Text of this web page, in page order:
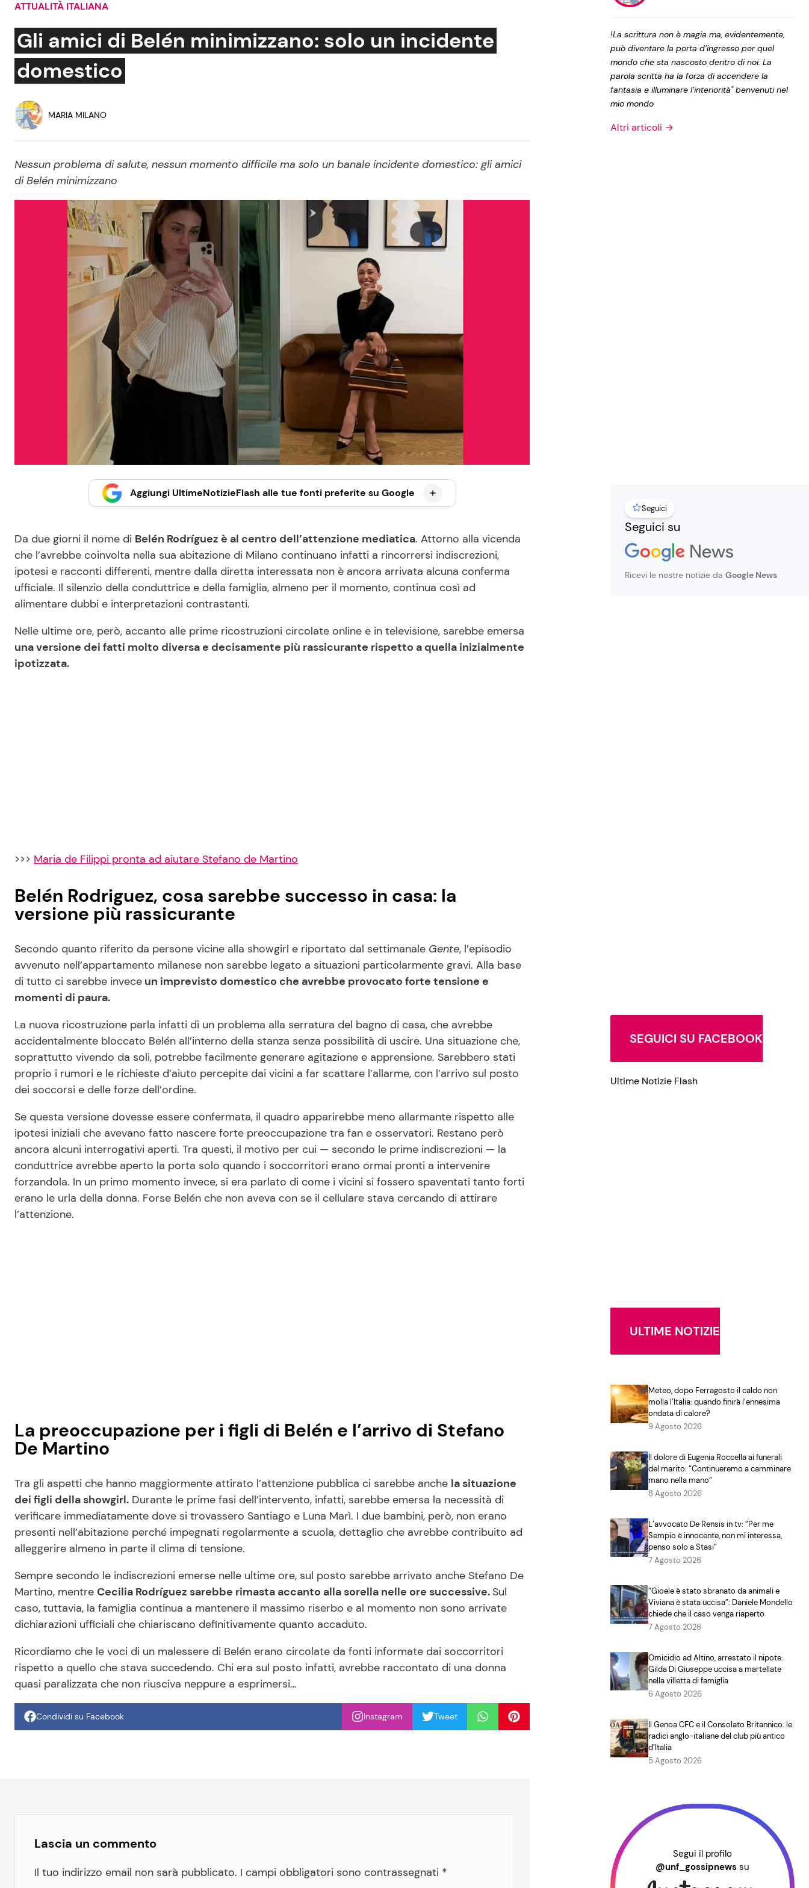
Social News
News dal mondo
Salute
Viaggi e Turismo
Festività
Ricette Facili e Veloci
Ricette Feste
Ricette per Bambini
Privacy Policy
ATTUALITÀ ITALIANA
Gli amici di Belén minimizzano: solo un incidente
domestico
MARIA MILANO
Nessun problema di salute, nessun momento difficile ma solo un banale incidente domestico: gli amici
di Belén minimizzano
Aggiungi UltimeNotizieFlash alle tue fonti preferite su Google
Da due giorni il nome di Belén Rodríguez è al centro dell’attenzione mediatica. Attorno alla vicenda
che l’avrebbe coinvolta nella sua abitazione di Milano continuano infatti a rincorrersi indiscrezioni,
ipotesi e racconti differenti, mentre dalla diretta interessata non è ancora arrivata alcuna conferma
ufficiale. Il silenzio della conduttrice e della famiglia, almeno per il momento, continua così ad
alimentare dubbi e interpretazioni contrastanti.
Nelle ultime ore, però, accanto alle prime ricostruzioni circolate online e in televisione, sarebbe emersa
una versione dei fatti molto diversa e decisamente più rassicurante rispetto a quella inizialmente
ipotizzata.
>>> Maria de Filippi pronta ad aiutare Stefano de Martino
Belén Rodriguez, cosa sarebbe successo in casa: la
versione più rassicurante
Secondo quanto riferito da persone vicine alla showgirl e riportato dal settimanale Gente, l’episodio
avvenuto nell’appartamento milanese non sarebbe legato a situazioni particolarmente gravi. Alla base
di tutto ci sarebbe invece un imprevisto domestico che avrebbe provocato forte tensione e
momenti di paura.
La nuova ricostruzione parla infatti di un problema alla serratura del bagno di casa, che avrebbe
accidentalmente bloccato Belén all’interno della stanza senza possibilità di uscire. Una situazione che,
soprattutto vivendo da soli, potrebbe facilmente generare agitazione e apprensione. Sarebbero stati
proprio i rumori e le richieste d’aiuto percepite dai vicini a far scattare l’allarme, con l’arrivo sul posto
dei soccorsi e delle forze dell’ordine.
Se questa versione dovesse essere confermata, il quadro apparirebbe meno allarmante rispetto alle
ipotesi iniziali che avevano fatto nascere forte preoccupazione tra fan e osservatori. Restano però
ancora alcuni interrogativi aperti. Tra questi, il motivo per cui — secondo le prime indiscrezioni — la
conduttrice avrebbe aperto la porta solo quando i soccorritori erano ormai pronti a intervenire
forzandola. In un primo momento invece, si era parlato di come i vicini si fossero spaventati tanto forti
erano le urla della donna. Forse Belén che non aveva con se il cellulare stava cercando di attirare
l’attenzione.
La preoccupazione per i figli di Belén e l’arrivo di Stefano
De Martino
Tra gli aspetti che hanno maggiormente attirato l’attenzione pubblica ci sarebbe anche la situazione
dei figli della showgirl. Durante le prime fasi dell’intervento, infatti, sarebbe emersa la necessità di
verificare immediatamente dove si trovassero Santiago e Luna Marì. I due bambini, però, non erano
presenti nell’abitazione perché impegnati regolarmente a scuola, dettaglio che avrebbe contribuito ad
alleggerire almeno in parte il clima di tensione.
Sempre secondo le indiscrezioni emerse nelle ultime ore, sul posto sarebbe arrivato anche Stefano De
Martino, mentre Cecilia Rodríguez sarebbe rimasta accanto alla sorella nelle ore successive. Sul
caso, tuttavia, la famiglia continua a mantenere il massimo riserbo e al momento non sono arrivate
dichiarazioni ufficiali che chiariscano definitivamente quanto accaduto.
Ricordiamo che le voci di un malessere di Belén erano circolate da fonti informate dai soccorritori
rispetto a quello che stava succedendo. Chi era sul posto infatti, avrebbe raccontato di una donna
quasi paralizzata che non riusciva neppure a esprimersi…
Condividi su Facebook Instagram Tweet
Lascia un commento
Il tuo indirizzo email non sarà pubblicato. I campi obbligatori sono contrassegnati *
!La scrittura non è magia ma, evidentemente,
può diventare la porta d’ingresso per quel
mondo che sta nascosto dentro di noi. La
parola scritta ha la forza di accendere la
fantasia e illuminare l’interiorità" benvenuti nel
mio mondo
Altri articoli →
Seguici
Seguici su
Ricevi le nostre notizie da Google News
SEGUICI SU FACEBOOK
Ultime Notizie Flash
ULTIME NOTIZIE
Meteo, dopo Ferragosto il caldo non
molla l’Italia: quando finirà l’ennesima
ondata di calore?
9 Agosto 2026
Il dolore di Eugenia Roccella ai funerali
del marito: “Continueremo a camminare
mano nella mano”
8 Agosto 2026
L’avvocato De Rensis in tv: “Per me
Sempio è innocente, non mi interessa,
penso solo a Stasi”
7 Agosto 2026
“Gioele è stato sbranato da animali e
Viviana è stata uccisa”: Daniele Mondello
chiede che il caso venga riaperto
7 Agosto 2026
Omicidio ad Altino, arrestato il nipote:
Gilda Di Giuseppe uccisa a martellate
nella villetta di famiglia
6 Agosto 2026
Il Genoa CFC e il Consolato Britannico: le
radici anglo-italiane del club più antico
d’Italia
5 Agosto 2026
Segui il profilo
@unf_gossipnews su